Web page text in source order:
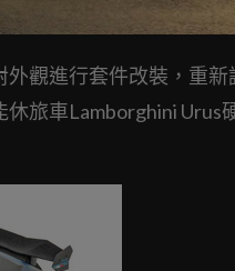
觀進行套件改裝，重新
旅車Lamborghini Urus